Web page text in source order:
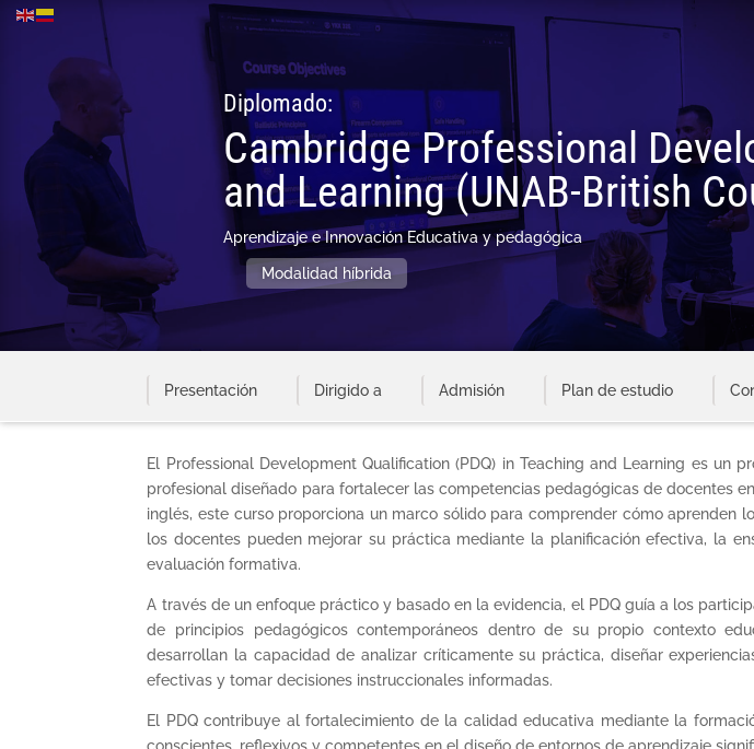
Diplomado:
Cambridge Professional
and Learning (UNAB-British
Aprendizaje e Innovación Educativa y pedagógica
Modalidad híbrida
Presentación Dirigido a Admisión Plan de estudio
El Professional Development Qualification (PDQ) in Teaching and Learning es un
profesional diseñado para fortalecer las competencias pedagógicas de docentes
inglés, este curso proporciona un marco sólido para comprender cómo aprenden
los docentes pueden mejorar su práctica mediante la planificación efectiva, la
evaluación formativa.
A través de un enfoque práctico y basado en la evidencia, el PDQ guía a los
de principios pedagógicos contemporáneos dentro de su propio contexto
desarrollan la capacidad de analizar críticamente su práctica, diseñar
efectivas y tomar decisiones instruccionales informadas.
El PDQ contribuye al fortalecimiento de la calidad educativa mediante la